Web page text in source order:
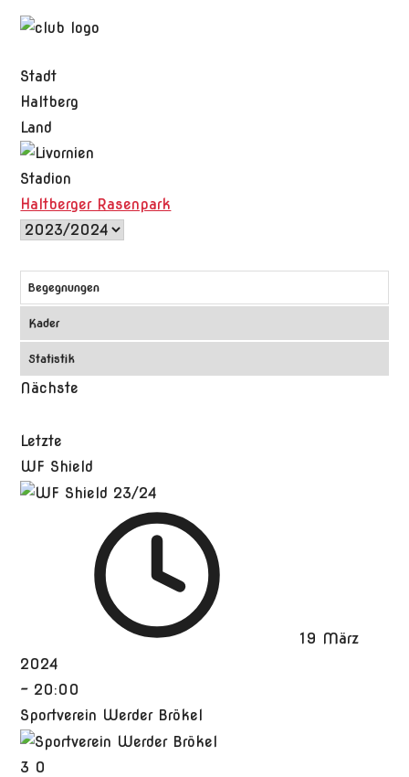
Stadt
Haltberg
Land
Stadion
Haltberger Rasenpark
Begegnungen
Kader
Statistik
Nächste
Letzte
WF Shield
19 März
2024
- 20:00
Sportverein Werder Brökel
3 0